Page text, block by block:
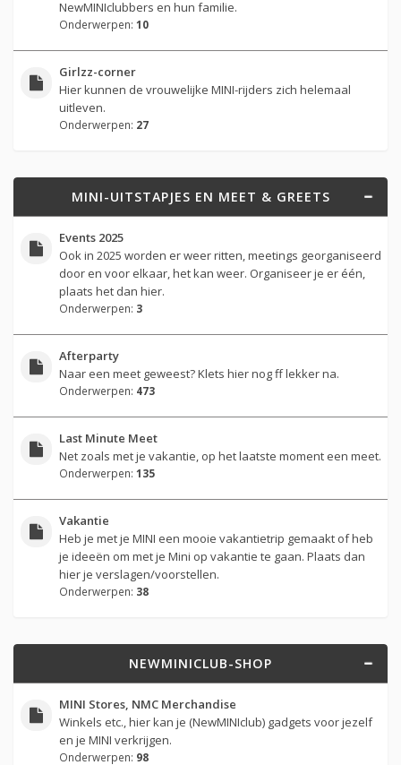
NewMINIclubbers en hun familie.
Onderwerpen: 10
Girlzz-corner
Hier kunnen de vrouwelijke MINI-rijders zich helemaal
uitleven.
Onderwerpen: 27
MINI-UITSTAPJES EN MEET & GREETS
Events 2025
Ook in 2025 worden er weer ritten, meetings georganiseerd
door en voor elkaar, het kan weer. Organiseer je er één,
plaats het dan hier.
Onderwerpen: 3
Afterparty
Naar een meet geweest? Klets hier nog ff lekker na.
Onderwerpen: 473
Last Minute Meet
Net zoals met je vakantie, op het laatste moment een meet.
Onderwerpen: 135
Vakantie
Heb je met je MINI een mooie vakantietrip gemaakt of heb
je ideeën om met je Mini op vakantie te gaan. Plaats dan
hier je verslagen/voorstellen.
Onderwerpen: 38
NEWMINICLUB-SHOP
MINI Stores, NMC Merchandise
Winkels etc., hier kan je (NewMINIclub) gadgets voor jezelf
en je MINI verkrijgen.
Onderwerpen: 98